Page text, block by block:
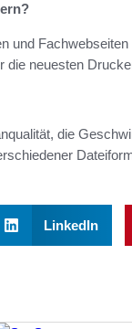
und
neuesten
die
LinkedIn